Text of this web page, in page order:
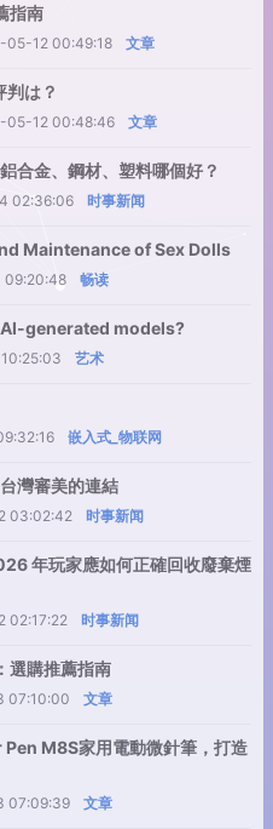
指南
05-12 00:49:18 文章
は？
05-12 00:48:46 文章
合金、鋼材、塑料哪個好？
02:36:06 时事新闻
Maintenance of Sex Dolls
畅读
generated models?
艺术
嵌入式_物联网
灣審美的連結
03:02:42 时事新闻
年玩家應如何正確回收廢棄煙
02:17:22 时事新闻
選購推薦指南
07:10:00 文章
Pen M8S家用電動微針筆，打造
07:09:39 文章